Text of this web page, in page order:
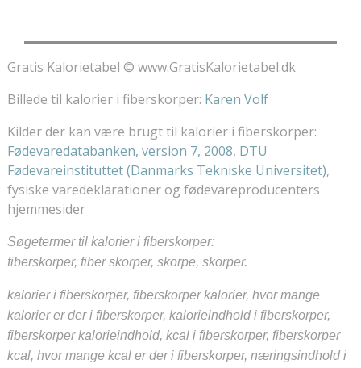
Gratis Kalorietabel © www.GratisKalorietabel.dk
Billede til kalorier i fiberskorper: Karen Volf
Kilder der kan være brugt til kalorier i fiberskorper:
Fødevaredatabanken, version 7, 2008, DTU
Fødevareinstituttet (Danmarks Tekniske Universitet),
fysiske varedeklarationer og fødevareproducenters
hjemmesider
Søgetermer til kalorier i fiberskorper:
fiberskorper, fiber skorper, skorpe, skorper.
kalorier i fiberskorper, fiberskorper kalorier, hvor mange
kalorier er der i fiberskorper, kalorieindhold i fiberskorper,
fiberskorper kalorieindhold, kcal i fiberskorper, fiberskorper
kcal, hvor mange kcal er der i fiberskorper, næringsindhold i